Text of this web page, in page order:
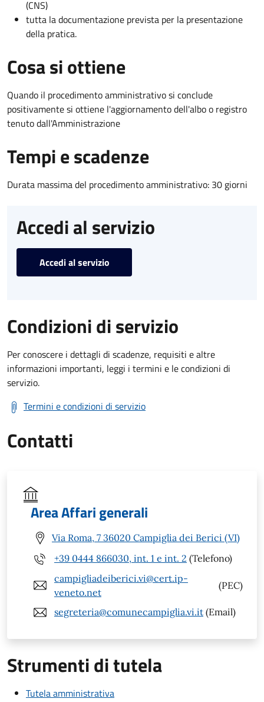
(CNS)
tutta la documentazione prevista per la presentazione
della pratica.
Cosa si ottiene
Quando il procedimento amministrativo si conclude
positivamente si ottiene l'aggiornamento dell'albo o registro
tenuto dall'Amministrazione
Tempi e scadenze
Durata massima del procedimento amministrativo: 30 giorni
Accedi al servizio
Accedi al servizio
Condizioni di servizio
Per conoscere i dettagli di scadenze, requisiti e altre
informazioni importanti, leggi i termini e le condizioni di
servizio.
Termini e condizioni di servizio
Contatti
Area Affari generali
Via Roma, 7 36020 Campiglia dei Berici (VI)
+39 0444 866030, int. 1 e int. 2 (Telefono)
campigliadeiberici.vi@cert.ip-
veneto.net
(PEC)
segreteria@comunecampiglia.vi.it (Email)
Strumenti di tutela
Tutela amministrativa